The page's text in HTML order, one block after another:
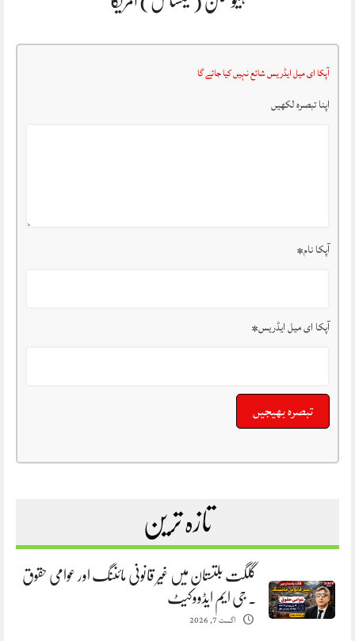
آپکا ای میل ایڈریس شائع نہیں کیا جائے گا
اپنا تبصرہ لکھیں
آپکا نام*
آپکا ای میل ایڈریس*
تازہ ترین
گلگت بلتستان میں غیر قانونی مائننگ اور عوامی حقوق
. جی ایم ایڈووکیٹ
اگست 7, 2026